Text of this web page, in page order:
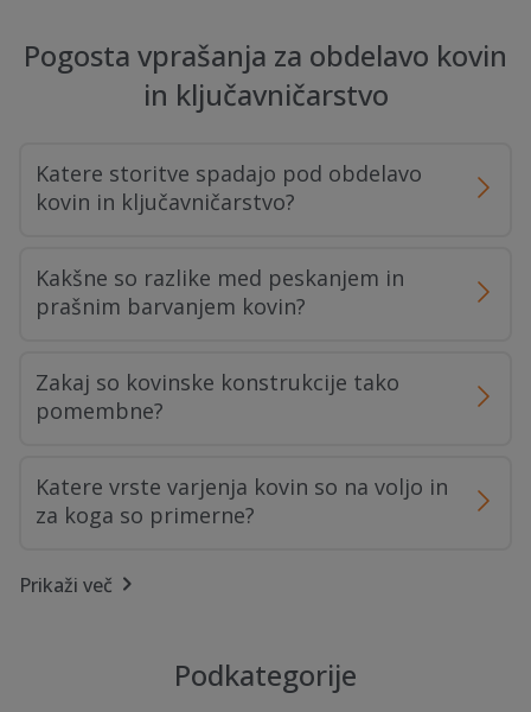
Pogosta vprašanja za obdelavo kovin
in ključavničarstvo
Katere storitve spadajo pod obdelavo
kovin in ključavničarstvo?
Kakšne so razlike med peskanjem in
prašnim barvanjem kovin?
Zakaj so kovinske konstrukcije tako
pomembne?
Katere vrste varjenja kovin so na voljo in
za koga so primerne?
Kaj je CNC obdelava in zakaj se uporablja?
Kakšen je cenik za storitve obdelave kovin
in ključavničarstva?
Prikaži več
Podkategorije